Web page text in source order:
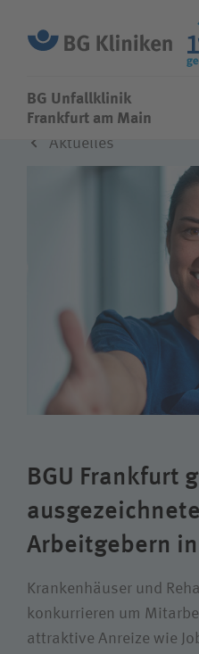
BG Unfallklinik
Über uns
Karriere
Wie können wir Ihnen
Suchwert
BG Unfallklinik
Frankfurt am Main
Aktuelles
BGU Frankfurt
Arbeitgebern
Krankenhäuser und
konkurrieren um
attraktive Anreize wie